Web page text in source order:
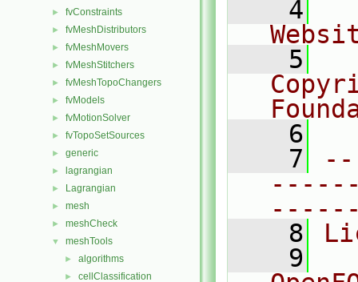
► fvConstraints
► fvMeshDistributors
► fvMeshMovers
► fvMeshStitchers
► fvMeshTopoChangers
► fvModels
► fvMotionSolver
► fvTopoSetSources
► generic
► lagrangian
► Lagrangian
► mesh
► meshCheck
▼ meshTools
► algorithms
► cellClassification
    4
    5
    6
    7
    8
    9